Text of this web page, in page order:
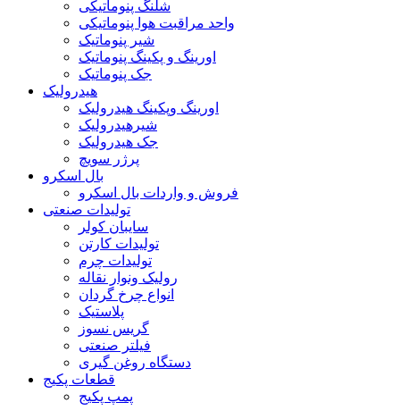
شلنگ پنوماتیکی
واحد مراقبت هوا پنوماتیکی
شیر پنوماتیک
اورینگ و پکینگ پنوماتیک
جک پنوماتیک
هیدرولیک
اورینگ وپکینگ هیدرولیک
شیرهیدرولیک
جک هیدرولیک
پرژر سویچ
بال اسکرو
فروش و واردات بال اسکرو
تولیدات صنعتی
سایبان کولر
تولیدات کارتن
تولیدات چرم
رولیک ونوار نقاله
انواع چرخ گردان
پلاستیک
گریس نسوز
فیلتر صنعتی
دستگاه روغن گیری
قطعات پکیج
پمپ پکیج